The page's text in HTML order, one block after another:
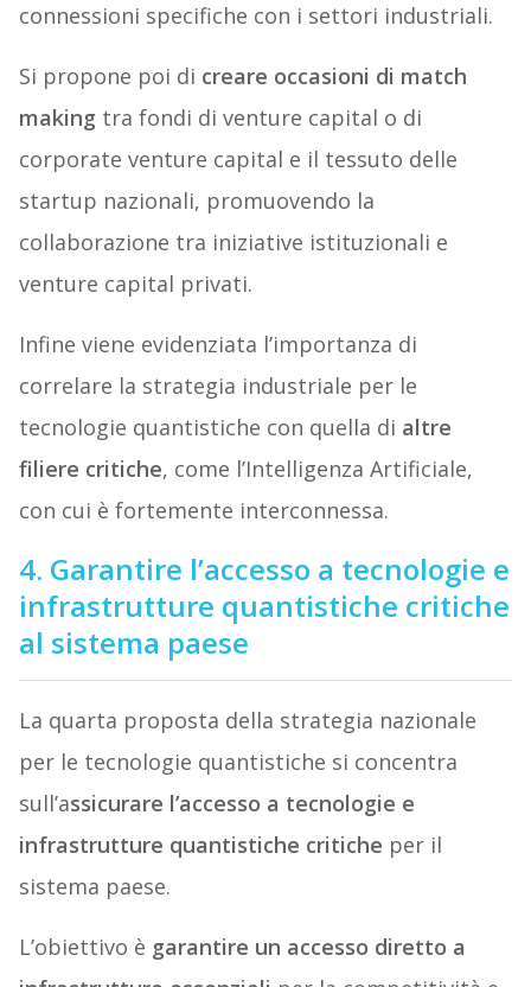
connessioni specifiche con i settori industriali.
Si propone poi di creare occasioni di match
making tra fondi di venture capital o di
corporate venture capital e il tessuto delle
startup nazionali, promuovendo la
collaborazione tra iniziative istituzionali e
venture capital privati.
Infine viene evidenziata l’importanza di
correlare la strategia industriale per le
tecnologie quantistiche con quella di altre
filiere critiche, come l’Intelligenza Artificiale,
con cui è fortemente interconnessa.
4. Garantire l’accesso a tecnologie e
infrastrutture quantistiche critiche
al sistema paese
La quarta proposta della strategia nazionale
per le tecnologie quantistiche si concentra
sull’assicurare l’accesso a tecnologie e
infrastrutture quantistiche critiche per il
sistema paese.
L’obiettivo è garantire un accesso diretto a